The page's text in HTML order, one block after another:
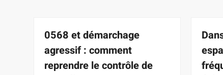
0568 et démarchage
agressif : comment
reprendre le contrôle de